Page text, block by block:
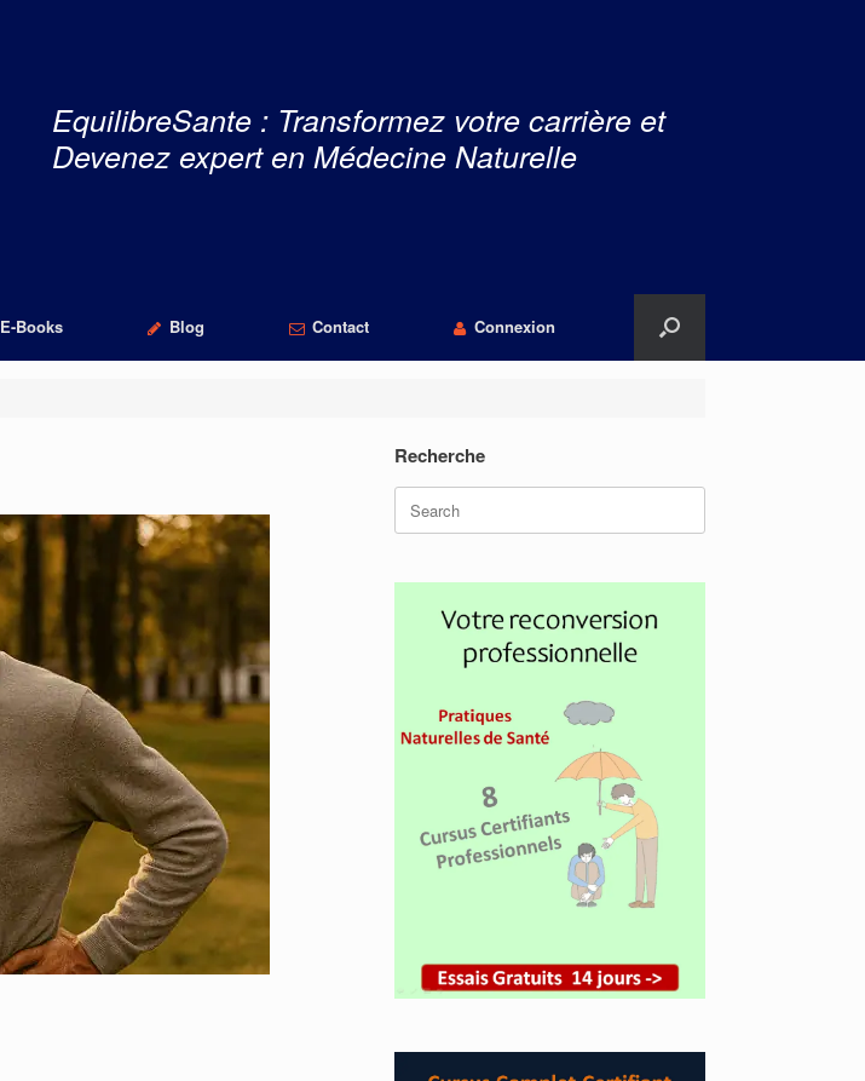
EquilibreSante : Transformez votre carrière et
Devenez expert en Médecine Naturelle
E-Books Blog Contact Connexion
Recherche
Search
for: